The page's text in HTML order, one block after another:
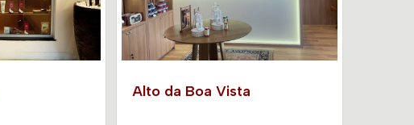
Alto da Boa Vista